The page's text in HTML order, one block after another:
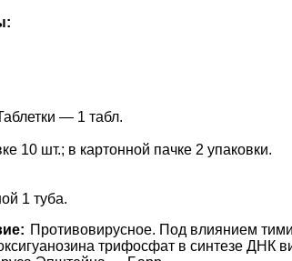
— 1 табл.
10 шт.; в картонной пачке 2 упаковки.
1 туба.
Противовирусное. Под влиянием
трифосфат в синтезе ДНК